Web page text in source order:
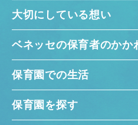
大切にしている想い
ベネッセの保育者のかか
保育園での生活
保育園を探す